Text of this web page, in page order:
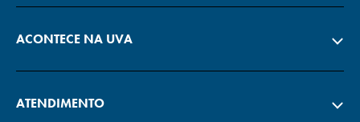
ACONTECE NA UVA
ATENDIMENTO